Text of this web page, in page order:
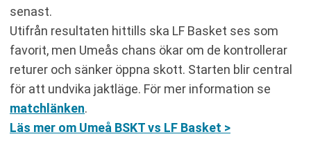
senast.
Utifrån resultaten hittills ska LF Basket ses som
favorit, men Umeås chans ökar om de kontrollerar
returer och sänker öppna skott. Starten blir central
för att undvika jaktläge. För mer information se
matchlänken.
Läs mer om Umeå BSKT vs LF Basket >